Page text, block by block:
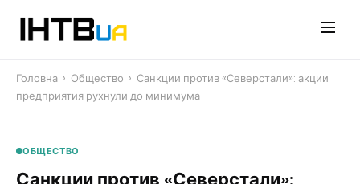
Головна › Общество › Санкции против «Северстали»: акции
предприятия рухнули до минимума
ОБЩЕСТВО